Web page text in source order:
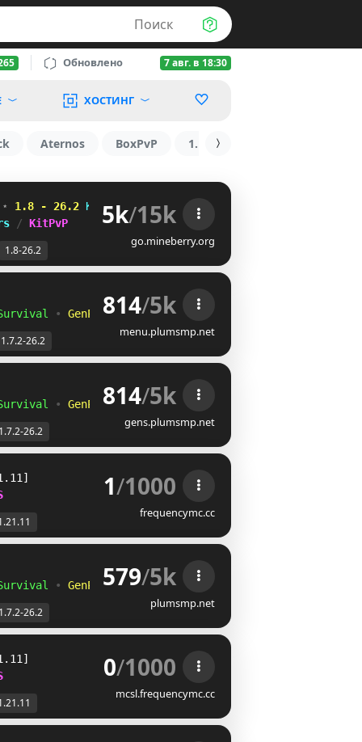
Поиск
Обновлено 7 авг. в 18:30
ХОСТИНГ
Aternos BoxPvP 1.16
⋆ 1.8 - 26.2 RFR@BRT IJU]LP_
/ KitPvP 5k/15k
go.mineberry.org
1.8-26.2
• GenPVP814/5k
menu.plumsmp.net
1.7.2-26.2
• GenPVP814/5k
gens.plumsmp.net
1.7.2-26.2
1/1000
frequencymc.cc
• GenPVP579/5k
plumsmp.net
1.7.2-26.2
0/1000
mcsl.frequencymc.cc